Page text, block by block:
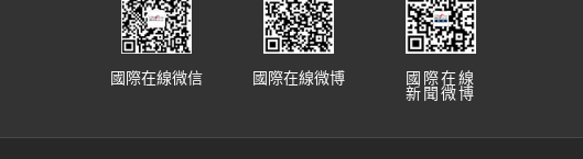
國際在線
新聞微博
國際在線微博
國際在線微信